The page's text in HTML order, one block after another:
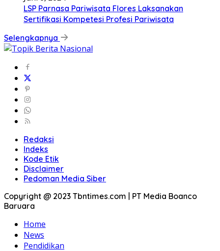
LSP Parnasa Pariwisata Flores Laksanakan
Sertifikasi Kompetesi Profesi Pariwisata
Selengkapnya
Redaksi
Indeks
Kode Etik
Disclaimer
Pedoman Media Siber
Copyright @ 2023 Tbntimes.com | PT Media Boanco
Baruara
Home
News
Pendidikan